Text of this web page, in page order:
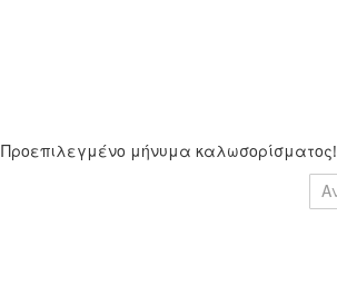
Προεπιλεγμένο μήνυμα καλωσορίσματος!